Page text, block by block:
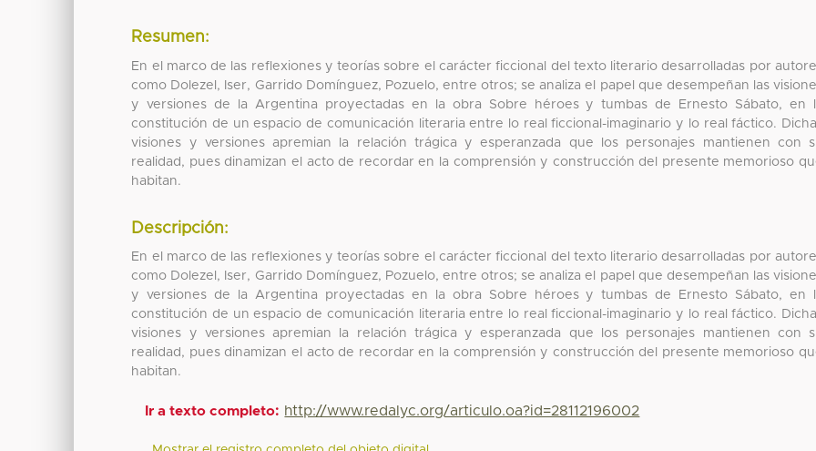
Resumen:
En el marco de las reflexiones y teorías sobre el carácter ficcional del texto literario desarrolladas por
como Dolezel, Iser, Garrido Domínguez, Pozuelo, entre otros; se analiza el papel que desempeñan las
y versiones de la Argentina proyectadas en la obra Sobre héroes y tumbas de Ernesto Sábato, en
constitución de un espacio de comunicación literaria entre lo real ficcional-imaginario y lo real fáctico.
visiones y versiones apremian la relación trágica y esperanzada que los personajes mantienen con
realidad, pues dinamizan el acto de recordar en la comprensión y construcción del presente memorioso
habitan.
Descripción:
En el marco de las reflexiones y teorías sobre el carácter ficcional del texto literario desarrolladas por
como Dolezel, Iser, Garrido Domínguez, Pozuelo, entre otros; se analiza el papel que desempeñan las
y versiones de la Argentina proyectadas en la obra Sobre héroes y tumbas de Ernesto Sábato, en
constitución de un espacio de comunicación literaria entre lo real ficcional-imaginario y lo real fáctico.
visiones y versiones apremian la relación trágica y esperanzada que los personajes mantienen con
realidad, pues dinamizan el acto de recordar en la comprensión y construcción del presente memorioso
habitan.
Ir a texto completo: http://www.redalyc.org/articulo.oa?id=28112196002